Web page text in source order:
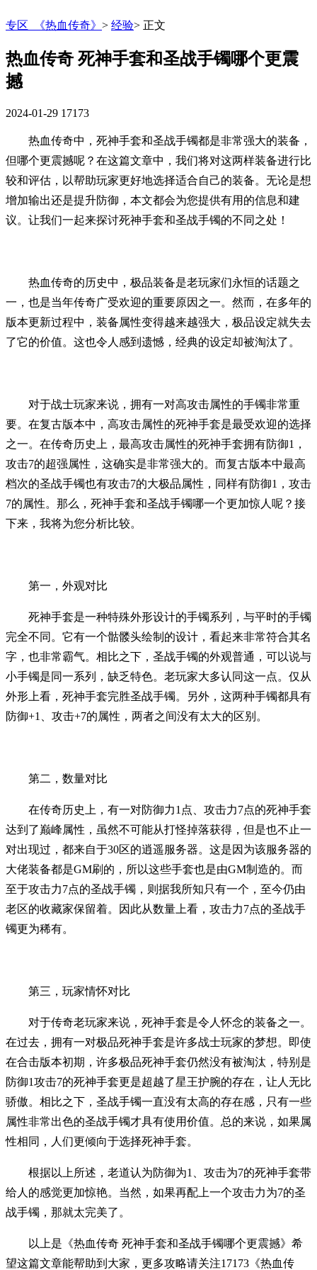
专区_《热血传奇》 > 经验> 正文
热血传奇 死神手套和圣战手镯哪个更震
撼
2024-01-29 17173
热血传奇中，死神手套和圣战手镯都是非常强大的装备，
但哪个更震撼呢？在这篇文章中，我们将对这两样装备进行比
较和评估，以帮助玩家更好地选择适合自己的装备。无论是想
增加输出还是提升防御，本文都会为您提供有用的信息和建
议。让我们一起来探讨死神手套和圣战手镯的不同之处！
热血传奇的历史中，极品装备是老玩家们永恒的话题之
一，也是当年传奇广受欢迎的重要原因之一。然而，在多年的
版本更新过程中，装备属性变得越来越强大，极品设定就失去
了它的价值。这也令人感到遗憾，经典的设定却被淘汰了。
对于战士玩家来说，拥有一对高攻击属性的手镯非常重
要。在复古版本中，高攻击属性的死神手套是最受欢迎的选择
之一。在传奇历史上，最高攻击属性的死神手套拥有防御1，
攻击7的超强属性，这确实是非常强大的。而复古版本中最高
档次的圣战手镯也有攻击7的大极品属性，同样有防御1，攻击
7的属性。那么，死神手套和圣战手镯哪一个更加惊人呢？接
下来，我将为您分析比较。
第一，外观对比
死神手套是一种特殊外形设计的手镯系列，与平时的手镯
完全不同。它有一个骷髅头绘制的设计，看起来非常符合其名
字，也非常霸气。相比之下，圣战手镯的外观普通，可以说与
小手镯是同一系列，缺乏特色。老玩家大多认同这一点。仅从
外形上看，死神手套完胜圣战手镯。另外，这两种手镯都具有
防御+1、攻击+7的属性，两者之间没有太大的区别。
第二，数量对比
在传奇历史上，有一对防御力1点、攻击力7点的死神手套
达到了巅峰属性，虽然不可能从打怪掉落获得，但是也不止一
对出现过，都来自于30区的逍遥服务器。这是因为该服务器的
大佬装备都是GM刷的，所以这些手套也是由GM制造的。而
至于攻击力7点的圣战手镯，则据我所知只有一个，至今仍由
老区的收藏家保留着。因此从数量上看，攻击力7点的圣战手
镯更为稀有。
第三，玩家情怀对比
对于传奇老玩家来说，死神手套是令人怀念的装备之一。
在过去，拥有一对极品死神手套是许多战士玩家的梦想。即使
在合击版本初期，许多极品死神手套仍然没有被淘汰，特别是
防御1攻击7的死神手套更是超越了星王护腕的存在，让人无比
骄傲。相比之下，圣战手镯一直没有太高的存在感，只有一些
属性非常出色的圣战手镯才具有使用价值。总的来说，如果属
性相同，人们更倾向于选择死神手套。
根据以上所述，老道认为防御为1、攻击为7的死神手套带
给人的感觉更加惊艳。当然，如果再配上一个攻击力为7的圣
战手镯，那就太完美了。
以上是《热血传奇 死神手套和圣战手镯哪个更震撼》希
望这篇文章能帮助到大家，更多攻略请关注17173《热血传